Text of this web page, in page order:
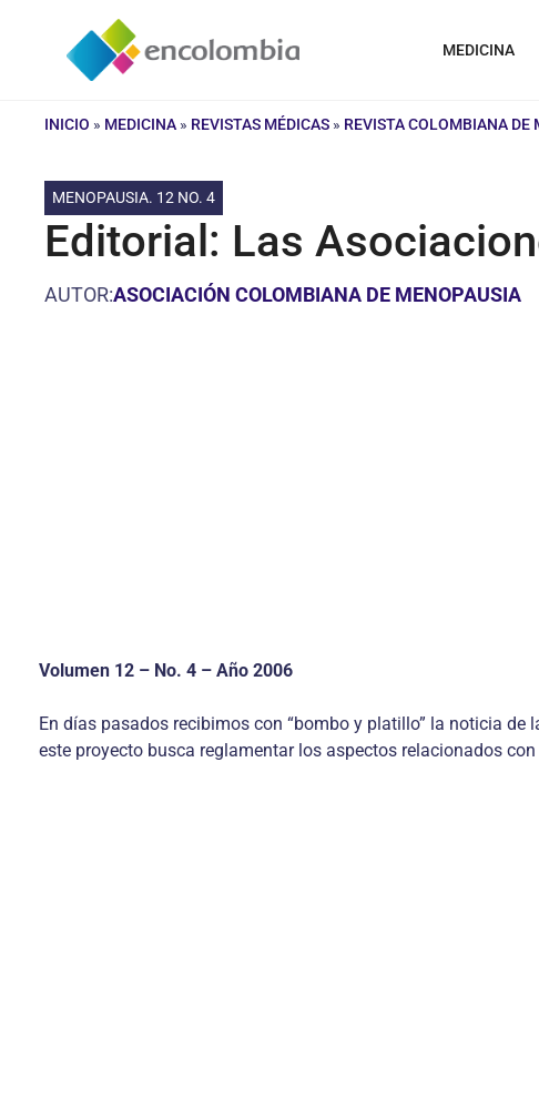
contenido
MEDICINA
INICIO » MEDICINA » REVISTAS MÉDICAS » REVISTA COLOMBIANA DE
MENOPAUSIA. 12 NO. 4
Editorial: Las
AUTOR:ASOCIACIÓN COLOMBIANA DE MENOPAUSIA
Volumen 12 – No. 4 – Año 2006
En días pasados recibimos con “bombo y platillo” la noticia
este proyecto busca reglamentar los aspectos relacionados